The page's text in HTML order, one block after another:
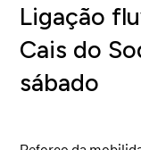
Ligação
Cais do
sábado